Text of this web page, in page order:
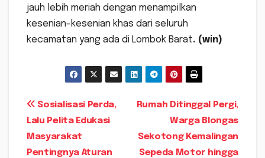
jauh lebih meriah dengan menampilkan
kesenian-kesenian khas dari seluruh
kecamatan yang ada di Lombok Barat. (win)
Navigasi
pos
Rumah Ditinggal Pergi,
Warga Blongas
Sekotong Kemalingan
Sepeda Motor hingga
Sosialisasi Perda,
Lalu Pelita Edukasi
Masyarakat
Pentingnya Aturan